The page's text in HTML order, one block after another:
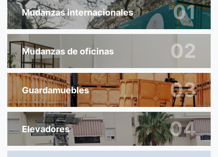
Mudanzas internacionales 01
Mudanzas de oficinas 02
Guardamuebles 03
Elevadores
04